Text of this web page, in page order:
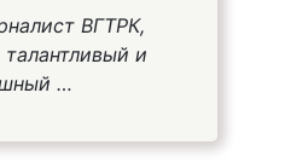
ВГТРК,
и
…